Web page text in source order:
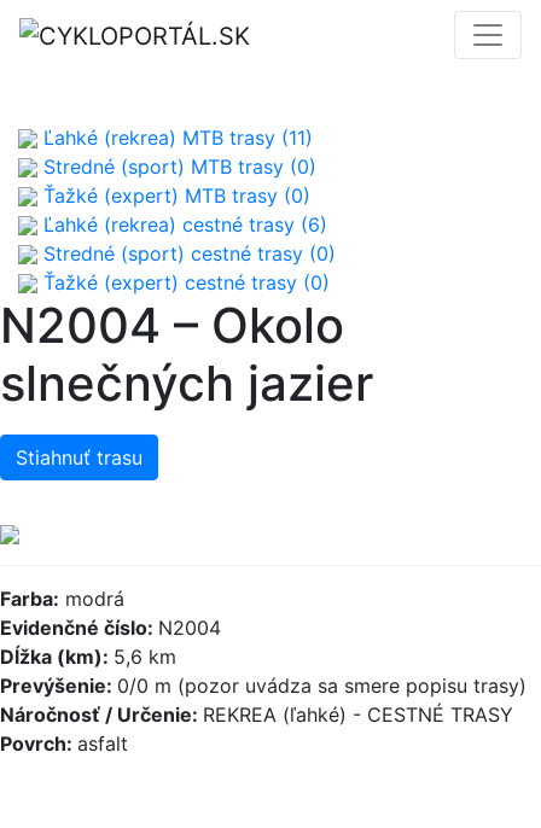
Ľahké (rekrea) MTB trasy (11)
Stredné (sport) MTB trasy (0)
Ťažké (expert) MTB trasy (0)
Ľahké (rekrea) cestné trasy (6)
Stredné (sport) cestné trasy (0)
Ťažké (expert) cestné trasy (0)
N2004 – Okolo
slnečných jazier
Stiahnuť trasu
Farba: modrá
Evidenčné číslo: N2004
Dĺžka (km): 5,6 km
Prevýšenie: 0/0 m (pozor uvádza sa smere popisu trasy)
Náročnosť / Určenie: REKREA (ľahké) - CESTNÉ TRASY
Povrch: asfalt